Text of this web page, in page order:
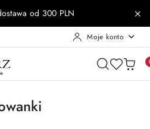
od 300 PLN
Moje konto